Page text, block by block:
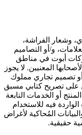
وشعار الفراشة،
و/أو التصاميم
أبوت في مناطق
المعنيين. لا يجوز
أو تصميم تجاري مملوك
على تصريح كتابي مسبق
أو الخدمات التابعة
فيه للاستخدام
المُحاكية لأغراض
حقيقية.